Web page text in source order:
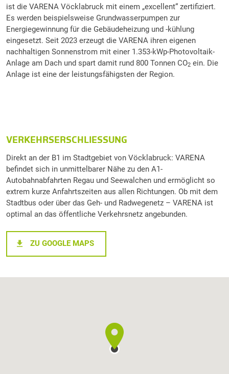
ist die VARENA Vöcklabruck mit einem „excellent“ zertifiziert.
Es werden beispielsweise Grundwasserpumpen zur
Energiegewinnung für die Gebäudeheizung und -kühlung
eingesetzt. Seit 2023 erzeugt die VARENA ihren eigenen
nachhaltigen Sonnenstrom mit einer 1.353-kWp-Photovoltaik-
Anlage am Dach und spart damit rund 800 Tonnen CO2 ein. Die
Anlage ist eine der leistungsfähigsten der Region.
VERKEHRSERSCHLIESSUNG
Direkt an der B1 im Stadtgebiet von Vöcklabruck: VARENA
befindet sich in unmittelbarer Nähe zu den A1-
Autobahnabfahrten Regau und Seewalchen und ermöglicht so
extrem kurze Anfahrtszeiten aus allen Richtungen. Ob mit dem
Stadtbus oder über das Geh- und Radwegenetz – VARENA ist
optimal an das öffentliche Verkehrsnetz angebunden.
ZU GOOGLE MAPS